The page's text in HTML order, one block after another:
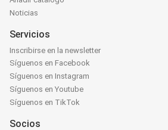
Noticias
Servicios
Inscribirse en la newsletter
Síguenos en Facebook
Síguenos en Instagram
Síguenos en Youtube
Síguenos en TikTok
Socios